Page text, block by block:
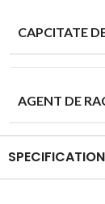
CAPCITATE
AGENT DE
SPECIFICATION